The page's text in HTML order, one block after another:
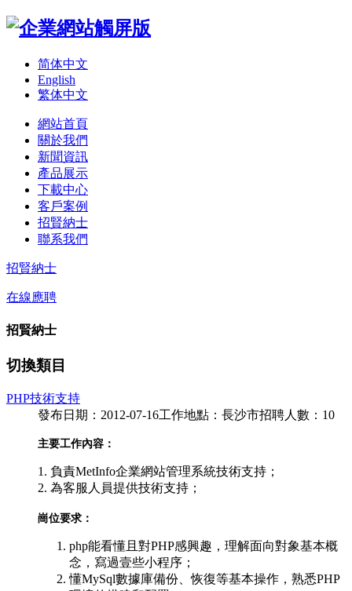
简体中文
English
繁体中文
網站首頁
關於我們
新聞資訊
產品展示
下載中心
客戶案例
招賢納士
聯系我們
招賢納士
在線應聘
招賢納士
切換類目
PHP技術支持
發布日期：2012-07-16工作地點：長沙市招聘人數：10
主要工作內容：
1. 負責MetInfo企業網站管理系統技術支持；
2. 為客服人員提供技術支持；
崗位要求：
php能看懂且對PHP感興趣，理解面向對象基本概
念，寫過壹些小程序；
懂MySql數據庫備份、恢復等基本操作，熟悉PHP